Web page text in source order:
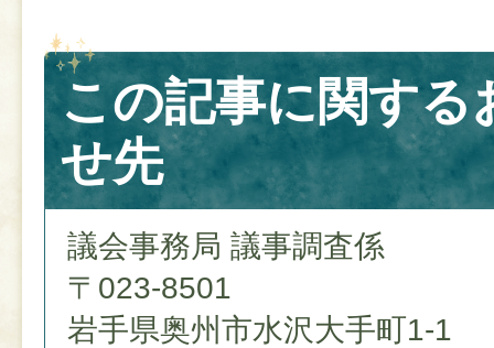
この記事に関する
せ先
議会事務局 議事調査係
〒023-8501
岩手県奥州市水沢大手町1-1